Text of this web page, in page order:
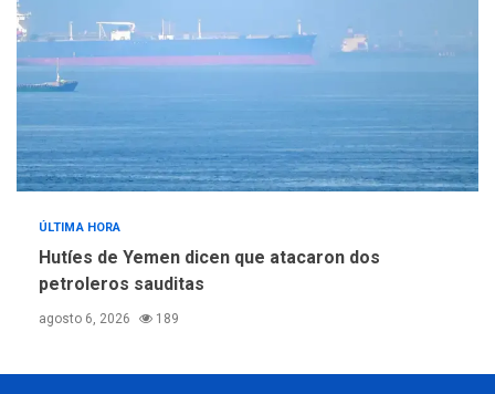
ÚLTIMA HORA
Hutíes de Yemen dicen que atacaron dos
petroleros sauditas
agosto 6, 2026 189